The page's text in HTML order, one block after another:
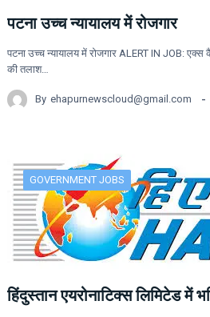
पटना उच्च न्यायालय में रोजगार
पटना उच्च न्यायालय में रोजगार ALERT IN JOB:
की तलाश…
By ehapurnewscloud@gmail.com
GOVERNMENT JOBS
हिंदुस्तान एयरोनाटिक्स लिमिटेड में